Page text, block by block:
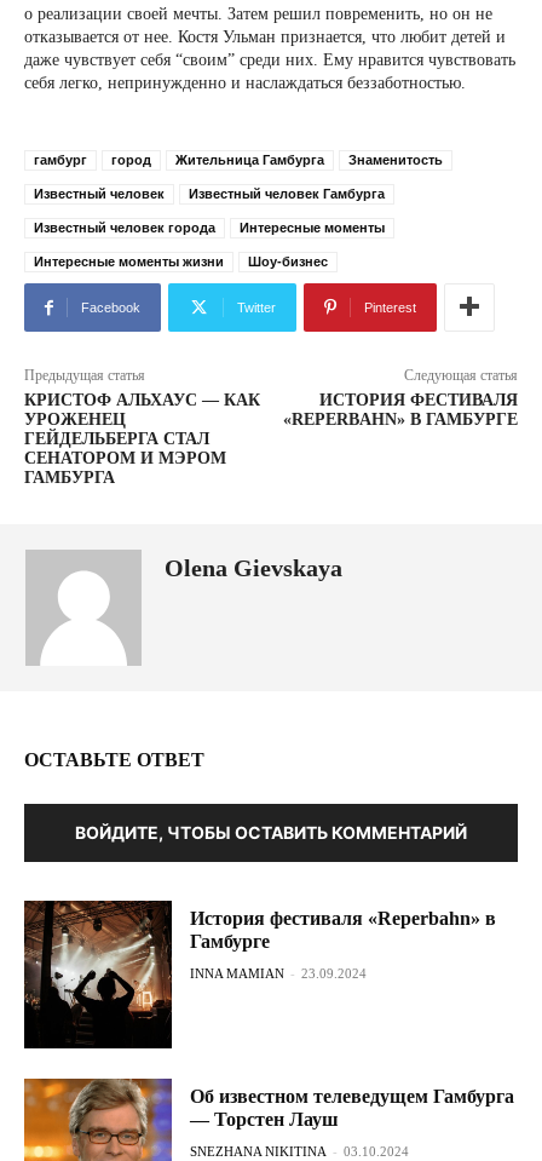
о реализации своей мечты. Затем решил повременить, но он не
отказывается от нее. Костя Ульман признается, что любит детей и
даже чувствует себя “своим” среди них. Ему нравится чувствовать
себя легко, непринужденно и наслаждаться беззаботностью.
гамбург город Жительница Гамбурга Знаменитость
Известный человек Известный человек Гамбурга
Известный человек города Интересные моменты
Интересные моменты жизни Шоу-бизнес
Facebook Twitter Pinterest
Предыдущая статья
КРИСТОФ АЛЬХАУС — КАК
УРОЖЕНЕЦ
ГЕЙДЕЛЬБЕРГА СТАЛ
СЕНАТОРОМ И МЭРОМ
ГАМБУРГА
Следующая статья
ИСТОРИЯ ФЕСТИВАЛЯ
«REPERBAHN» В ГАМБУРГЕ
Olena Gievskaya
ОСТАВЬТЕ ОТВЕТ
ВОЙДИТЕ, ЧТОБЫ ОСТАВИТЬ КОММЕНТАРИЙ
История фестиваля «Reperbahn» в
Гамбурге
INNA MAMIAN - 23.09.2024
Об известном телеведущем Гамбурга
— Торстен Лауш
SNEZHANA NIKITINA - 03.10.2024